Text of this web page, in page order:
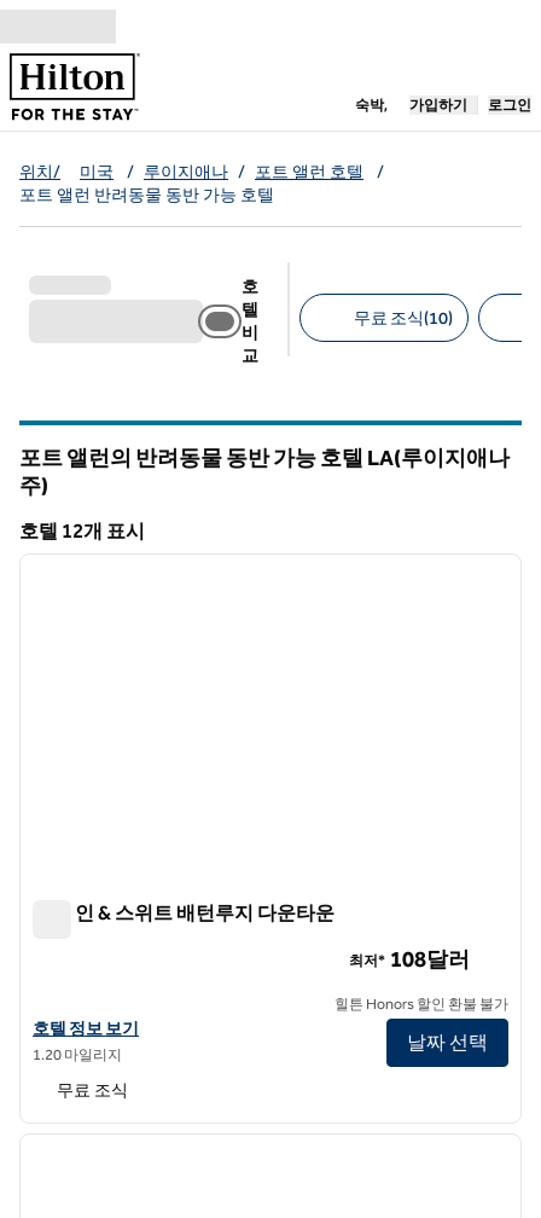
콘텐츠로 이동
숙박,새 탭 열림
가입하기 로그인
위치/ 미국 / 루이지애나 / 포트 앨런 호텔
/
포트 앨런 반려동물 동반 가능 호텔
호
텔
비
교
무료 조식(10)
포트 앨런의 반려동물 동반 가능 호텔 LA(루이지애나
주)
호텔 12개 표시
호텔 12개 표시
1/12
다음
햄튼 인 & 스위트 배턴루지 다운타운
햄튼 인 & 스위트 배턴루지 다운타운의 호텔 정보 보기
호텔 정보 보기
1.20 마일리지
최저* 108달러
힐튼 Honors 할인 환불 불가
날짜 선택
무료 조식
1/12
다음